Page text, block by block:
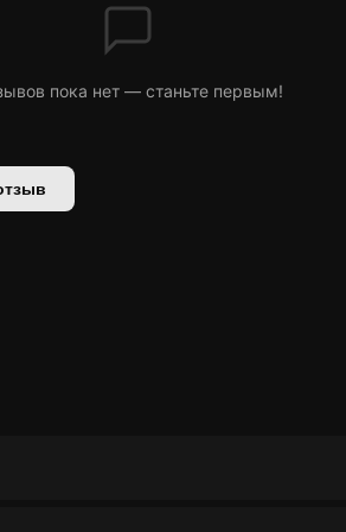
пока нет — станьте первым!